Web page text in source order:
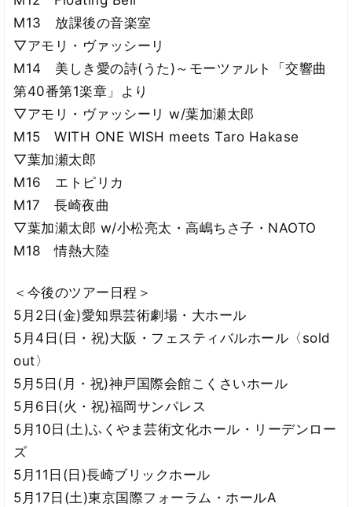
M13 放課後の音楽室
▽アモリ・ヴァッシーリ
M14 美しき愛の詩(うた)～モーツァルト「交響曲
第40番第1楽章」より
▽アモリ・ヴァッシーリ w/葉加瀬太郎
M15 WITH ONE WISH meets Taro Hakase
▽葉加瀬太郎
M16 エトピリカ
M17 長崎夜曲
▽葉加瀬太郎 w/小松亮太・高嶋ちさ子・NAOTO
M18 情熱大陸
＜今後のツアー日程＞
5月2日(金)愛知県芸術劇場・大ホール
5月4日(日・祝)大阪・フェスティバルホール〈sold
out〉
5月5日(月・祝)神戸国際会館こくさいホール
5月6日(火・祝)福岡サンパレス
5月10日(土)ふくやま芸術文化ホール・リーデンロー
ズ
5月11日(日)長崎ブリックホール
5月17日(土)東京国際フォーラム・ホールA